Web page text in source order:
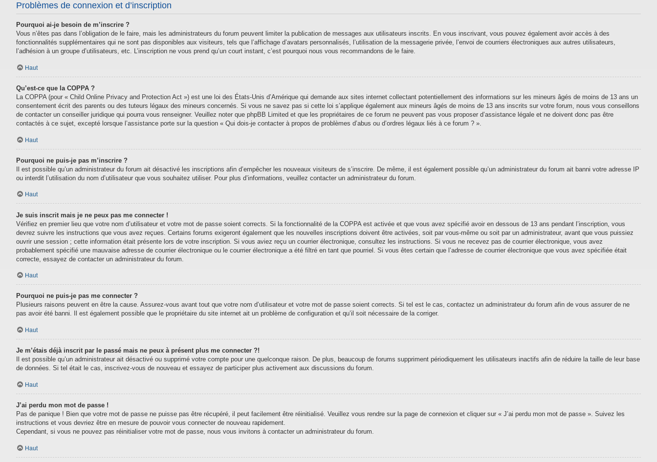
Problèmes de connexion et d’inscription
Pourquoi ai-je besoin de m’inscrire ?
Vous n’êtes pas dans l’obligation de le faire, mais les administrateurs du forum peuvent limiter la publication de messages aux utilisateurs inscrits. En vous inscrivant, vous pouvez également avoir accès à des
fonctionnalités supplémentaires qui ne sont pas disponibles aux visiteurs, tels que l’affichage d’avatars personnalisés, l’utilisation de la messagerie privée, l’envoi de courriers électroniques aux autres utilisateurs,
l’adhésion à un groupe d’utilisateurs, etc. L’inscription ne vous prend qu’un court instant, c’est pourquoi nous vous recommandons de le faire.
Haut
Qu’est-ce que la COPPA ?
La COPPA (pour « Child Online Privacy and Protection Act ») est une loi des États-Unis d’Amérique qui demande aux sites internet collectant potentiellement des informations sur les mineurs âgés de moins de 13 ans un
consentement écrit des parents ou des tuteurs légaux des mineurs concernés. Si vous ne savez pas si cette loi s’applique également aux mineurs âgés de moins de 13 ans inscrits sur votre forum, nous vous conseillons
de contacter un conseiller juridique qui pourra vous renseigner. Veuillez noter que phpBB Limited et que les propriétaires de ce forum ne peuvent pas vous proposer d’assistance légale et ne doivent donc pas être
contactés à ce sujet, excepté lorsque l’assistance porte sur la question « Qui dois-je contacter à propos de problèmes d’abus ou d’ordres légaux liés à ce forum ? ».
Haut
Pourquoi ne puis-je pas m’inscrire ?
Il est possible qu’un administrateur du forum ait désactivé les inscriptions afin d’empêcher les nouveaux visiteurs de s’inscrire. De même, il est également possible qu’un administrateur du forum ait banni votre adresse IP
ou interdit l’utilisation du nom d’utilisateur que vous souhaitez utiliser. Pour plus d’informations, veuillez contacter un administrateur du forum.
Haut
Je suis inscrit mais je ne peux pas me connecter !
Vérifiez en premier lieu que votre nom d’utilisateur et votre mot de passe soient corrects. Si la fonctionnalité de la COPPA est activée et que vous avez spécifié avoir en dessous de 13 ans pendant l’inscription, vous
devrez suivre les instructions que vous avez reçues. Certains forums exigeront également que les nouvelles inscriptions doivent être activées, soit par vous-même ou soit par un administrateur, avant que vous puissiez
ouvrir une session ; cette information était présente lors de votre inscription. Si vous aviez reçu un courrier électronique, consultez les instructions. Si vous ne recevez pas de courrier électronique, vous avez
probablement spécifié une mauvaise adresse de courrier électronique ou le courrier électronique a été filtré en tant que pourriel. Si vous êtes certain que l’adresse de courrier électronique que vous avez spécifiée était
correcte, essayez de contacter un administrateur du forum.
Haut
Pourquoi ne puis-je pas me connecter ?
Plusieurs raisons peuvent en être la cause. Assurez-vous avant tout que votre nom d’utilisateur et votre mot de passe soient corrects. Si tel est le cas, contactez un administrateur du forum afin de vous assurer de ne
pas avoir été banni. Il est également possible que le propriétaire du site internet ait un problème de configuration et qu’il soit nécessaire de la corriger.
Haut
Je m’étais déjà inscrit par le passé mais ne peux à présent plus me connecter ?!
Il est possible qu’un administrateur ait désactivé ou supprimé votre compte pour une quelconque raison. De plus, beaucoup de forums suppriment périodiquement les utilisateurs inactifs afin de réduire la taille de leur base
de données. Si tel était le cas, inscrivez-vous de nouveau et essayez de participer plus activement aux discussions du forum.
Haut
J’ai perdu mon mot de passe !
Pas de panique ! Bien que votre mot de passe ne puisse pas être récupéré, il peut facilement être réinitialisé. Veuillez vous rendre sur la page de connexion et cliquer sur « J’ai perdu mon mot de passe ». Suivez les
instructions et vous devriez être en mesure de pouvoir vous connecter de nouveau rapidement.
Cependant, si vous ne pouvez pas réinitialiser votre mot de passe, nous vous invitons à contacter un administrateur du forum.
Haut